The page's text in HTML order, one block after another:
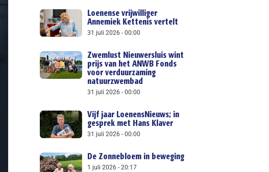
Loenense vrijwilliger
Annemiek Kettenis vertelt
31 juli 2026 00:00
Zwemlust Nieuwersluis wint
prijs van het ANWB Fonds
voor verduurzaming
natuurzwembad
31 juli 2026 00:00
Vijf jaar LoenensNieuws; in
gesprek met Hans Klaver
31 juli 2026 00:00
De Zonnebloem in beweging
1 juli 2026 20:17